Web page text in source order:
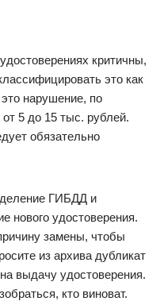
критичны,
это как
нарушение, по
5 до 15 тыс. рублей.
обязательно
ГИБДД и
нового удостоверения.
замены, чтобы
из архива дубликат
выдачу удостоверения.
кто виноват.